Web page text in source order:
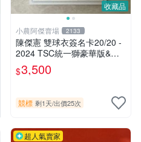
收藏品
小農阿傑賣場 2133
陳傑憲 雙球衣簽名卡20/20 -
2024 TSC統一獅豪華版&強
打者列傳
$3,500
競標 剩1天/出價25次
超人氣賣家